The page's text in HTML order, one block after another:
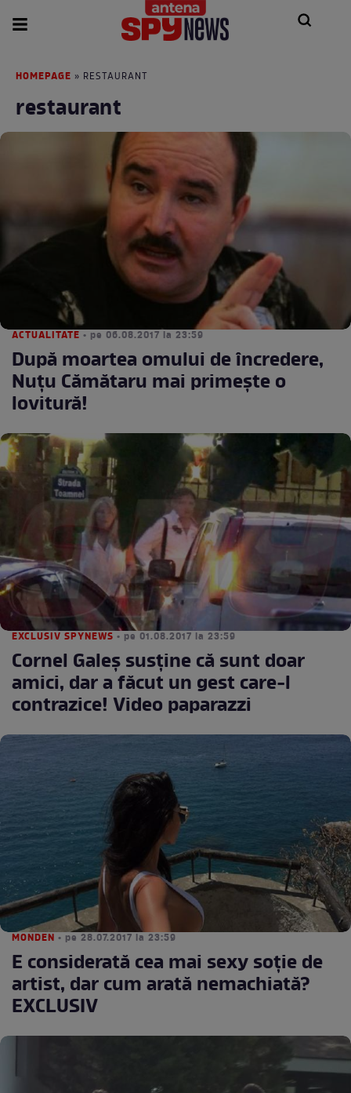
HOMEPAGE » RESTAURANT
restaurant
ACTUALITATE • pe 06.08.2017 la 23:59
După moartea omului de încredere,
Nuţu Cămătaru mai primeşte o
lovitură!
EXCLUSIV SPYNEWS • pe 01.08.2017 la 23:59
Cornel Galeș susține că sunt doar
amici, dar a făcut un gest care-l
contrazice! Video paparazzi
MONDEN • pe 28.07.2017 la 23:59
E considerată cea mai sexy soție de
artist, dar cum arată nemachiată?
EXCLUSIV